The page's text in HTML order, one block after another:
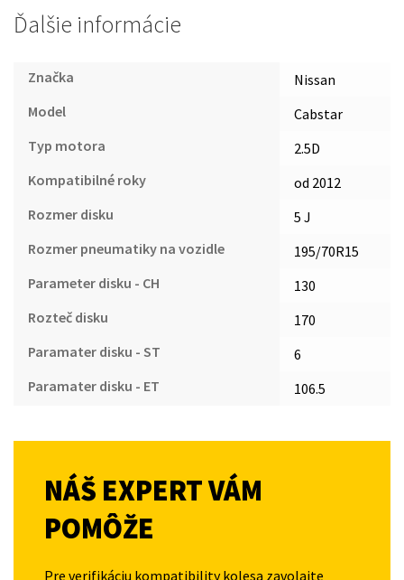
Ďalšie informácie
Značka
Nissan
Model
Cabstar
Typ motora
2.5D
Kompatibilné roky
od 2012
Rozmer disku
5 J
Rozmer pneumatiky na vozidle
195/70R15
Parameter disku - CH
130
Rozteč disku
170
Paramater disku - ST
6
Paramater disku - ET
106.5
NÁŠ EXPERT VÁM
POMÔŽE
Pre verifikáciu kompatibility kolesa zavolajte